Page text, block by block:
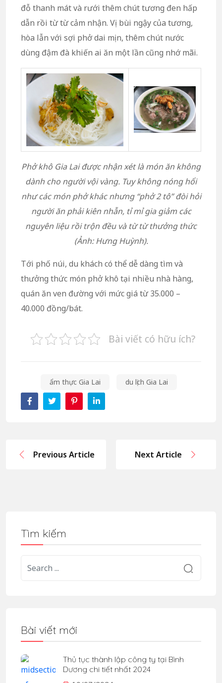
đỗ thanh mát và rưới thêm chút tương đen hấp
dẫn rồi từ từ cảm nhận. Vị bùi ngậy của tương,
hòa lẫn với sợi phở dai mịn, thêm chút nước
dùng đậm đà khiến ai ăn một lần cũng nhớ mãi.
Phở khô Gia Lai được nhận xét là món ăn không
dành cho người vội vàng. Tuy không nóng hổi
như các món phở khác nhưng “phở 2 tô” đòi hỏi
người ăn phải kiên nhẫn, tỉ mỉ gia giảm các
nguyên liệu rồi trộn đều và từ từ thưởng thức
(Ảnh: Hưng Huỳnh).
Tới phố núi, du khách có thể dễ dàng tìm và
thưởng thức món phở khô tại nhiều nhà hàng,
quán ăn ven đường với mức giá từ 35.000 –
40.000 đồng/bát.
Bài viết có hữu ích?
ẩm thực Gia Lai du lịch Gia Lai
Previous Article Next Article
Tìm kiếm
Bài viết mới
Thủ tục thành lập công ty tại Bình
Dương chi tiết nhất 2024